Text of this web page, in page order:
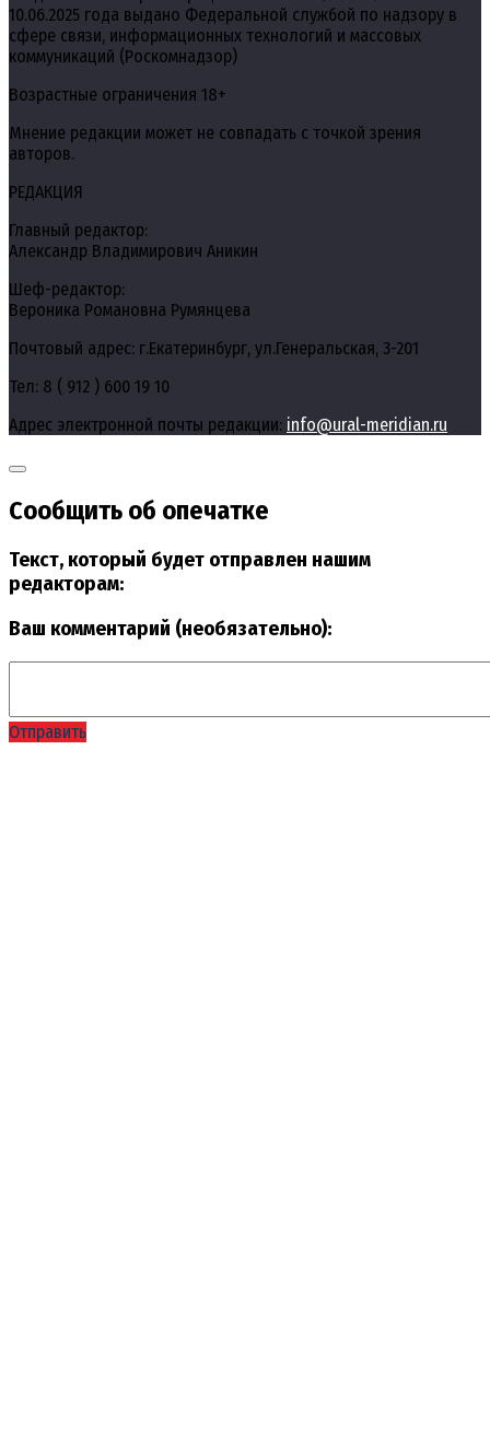
10.06.2025 года выдано Федеральной службой по надзору в
сфере связи, информационных технологий и массовых
коммуникаций (Роскомнадзор)
Возрастные ограничения 18+
Мнение редакции может не совпадать с точкой зрения
авторов.
РЕДАКЦИЯ
Главный редактор:
Александр Владимирович Аникин
Шеф-редактор:
Вероника Романовна Румянцева
Почтовый адрес: г.Екатеринбург, ул.Генеральская, 3-201
Тел: 8 ( 912 ) 600 19 10
Адрес электронной почты редакции: info@ural-meridian.ru
Сообщить об опечатке
Текст, который будет отправлен нашим
редакторам:
Ваш комментарий (необязательно):
Отправить